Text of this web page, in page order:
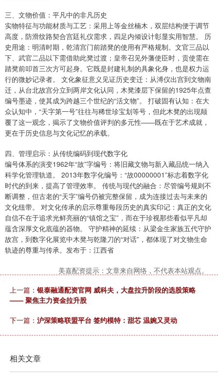
三、文物价值：平凡中的非凡历史
实物特征与功能材质与工艺：采用上等金丝楠木，双层结构便于调节
高度，防滑纹路契合宫廷礼仪需求，四足内倾设计彰显实用智慧。 历
史用途：明清时期，乾清宫门前踏凳的使用有严格规制。文官三品以
下、武官二品以下需借助此凳过渡；皇帝召见外藩使臣时，贡使需在
踏凳前叩首三次方可起身。它既是封建礼制的具象化身，也是权力运
行的微妙记录者。 文化象征意义见证历史变迁：从溥仪出宫到文物南
迁，从台北故宫分立到两岸文化认同，木凳漆层下保留的1925年点查
编号墨迹，使其成为跨越三个世纪的“活文物”。 打破固有认知：在大
众认知中，“天字第一号”往往与稀世珍宝划等号，但此木凳的出现颠
覆了这一观念，揭示了文物价值评判的多元性——既在于艺术成就，
更在于历史信息与文化记忆的承载。
四、管理启示：从传统编码到现代数字化
编号体系的演变1962年“故”字编号：将旧藏文物与新入藏品统一纳入
科学化管理轨道。 2013年数字化编号：“故00000001”标志着数字化
时代的到来，提高了管理效率。 传统与现代的融合：尽管编号规则不
断调整，但古老的“天字”编号仍被完整保留，成为连接过去与未来的
文化纽带。 对文化传承的启示尊重每段历史的真实印记：真正的文化
自信不在于追求光鲜亮丽的“镇馆之宝”，而在于珍视那些看似平凡却
蕴含深厚文化底蕴的器物。 守护精神的延续：从梁金生家族五代守护
故宫，到数字化展览中木凳与乾隆刀的“对话”，都体现了对文物生命
轨迹的尊重与传承。发布于：江西省
美嘉配资提示：文章来自网络，不代表本站观点。
上一篇： 银泰融通配资官网 威科夫，大盘拉升阶段的选股策略
—— 聚焦主力资金拉升股
下一篇： 沪深策略联盟平台 签约模特：甜芯 温婉又灵动
相关文章